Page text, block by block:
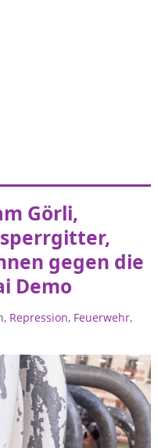
Görli,
gegen die
Demo
Repression Feuerwehr